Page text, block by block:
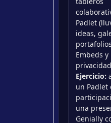
Padlet
ideas,
Embeds y
Ejercicio:
un Padlet
una
Genially